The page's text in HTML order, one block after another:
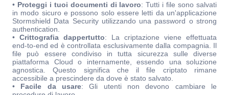
• Proteggi i tuoi documenti di lavoro: Tutti i file sono salvati
in modo sicuro e possono solo essere letti da un'applicazione
Stormshield Data Security utilizzando una password o strong
authentication.
• Crittografia dappertutto: La criptazione viene effettuata
end-to-end ed è controllata esclusivamente dalla compagnia. Il
file può essere condiviso in tutta sicurezza sulle diverse
piattaforma Cloud o internamente, essendo una soluzione
agnostica. Questo significa che il file criptato rimane
accessibile a prescindere da dove è stato salvato.
• Facile da usare: Gli utenti non devono cambiare le